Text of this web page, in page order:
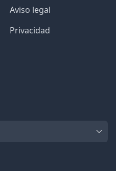
Aviso legal
Privacidad